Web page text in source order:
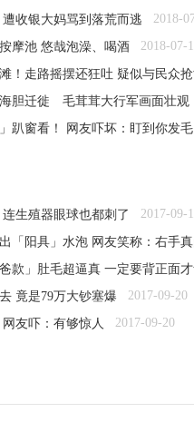
收银大妈骂到落荒而逃 2018-
摩池 悠哉泡澡、喝酒 2018-07-
！走路摇摆还狂吐 疑似与民众
胆迁徙 毛茸茸大行军画面壮观
趴窗看！ 网友吓坏：盯到你发毛
生殖器眼球也都刺了 2017-09-
「阳具」水泡 网友笑称：右手
款」肚毛超逼真 一定要背正面
竟是79万大钞塞爆 2017-09-20
友吓：有够惊人 2017-09-20